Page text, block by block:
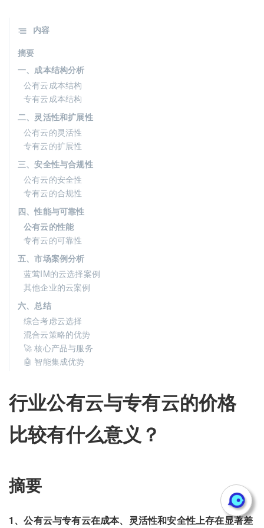
行业公有云与专有云的价格
比较有什么意义？
摘要
1、公有云与专有云在成本、灵活性和安全性上存在显著差
内容
摘要
一、成本结构分析
公有云成本结构
专有云成本结构
二、灵活性和扩展性
公有云的灵活性
专有云的扩展性
三、安全性与合规性
公有云的安全性
专有云的合规性
四、性能与可靠性
公有云的性能
专有云的可靠性
五、市场案例分析
蓝莺IM的云选择案例
其他企业的云案例
六、总结
综合考虑云选择
混合云策略的优势
🚀 核心产品与服务
🤖 智能集成优势